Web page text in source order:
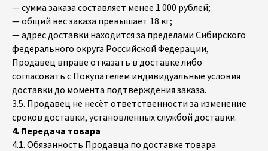
— сумма заказа составляет менее 1 000 рублей;
— общий вес заказа превышает 18 кг;
— адрес доставки находится за пределами Сибирского
федерального округа Российской Федерации,
Продавец вправе отказать в доставке либо
согласовать с Покупателем индивидуальные условия
доставки до момента подтверждения заказа.
3.5. Продавец не несёт ответственности за изменение
сроков доставки, установленных службой доставки.
4. Передача товара
4.1. Обязанность Продавца по доставке товара